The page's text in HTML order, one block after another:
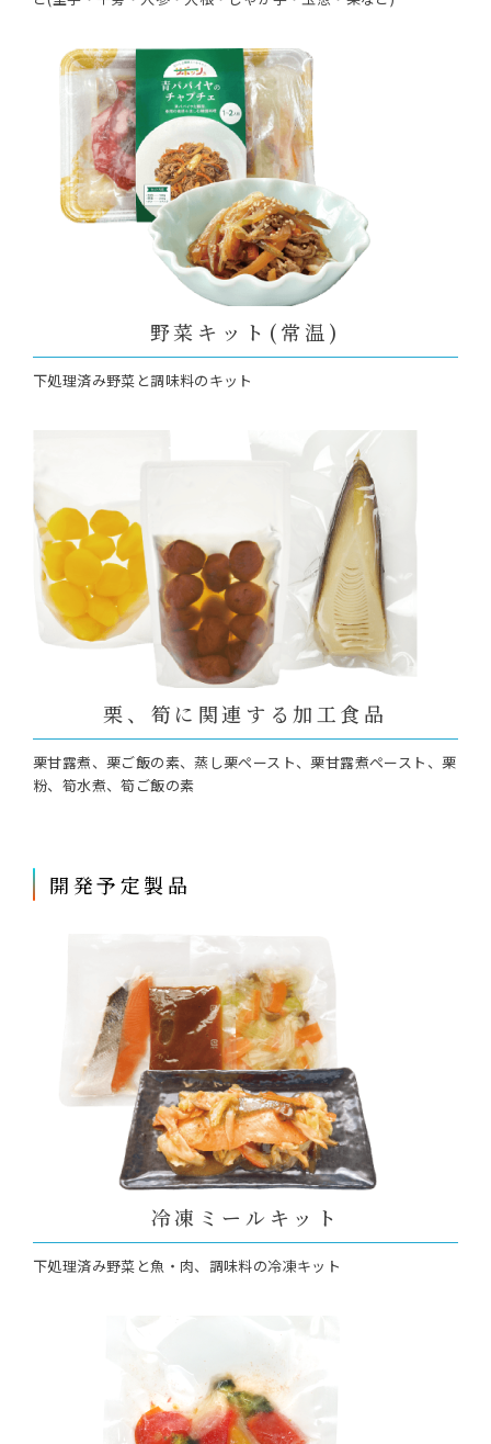
野菜キット(常温)
下処理済み野菜と調味料のキット
栗、筍に関連する加工食品
栗甘露煮、栗ご飯の素、蒸し栗ペースト、栗甘露煮ペースト、栗
粉、筍水煮、筍ご飯の素
開発予定製品
冷凍ミールキット
下処理済み野菜と魚・肉、調味料の冷凍キット